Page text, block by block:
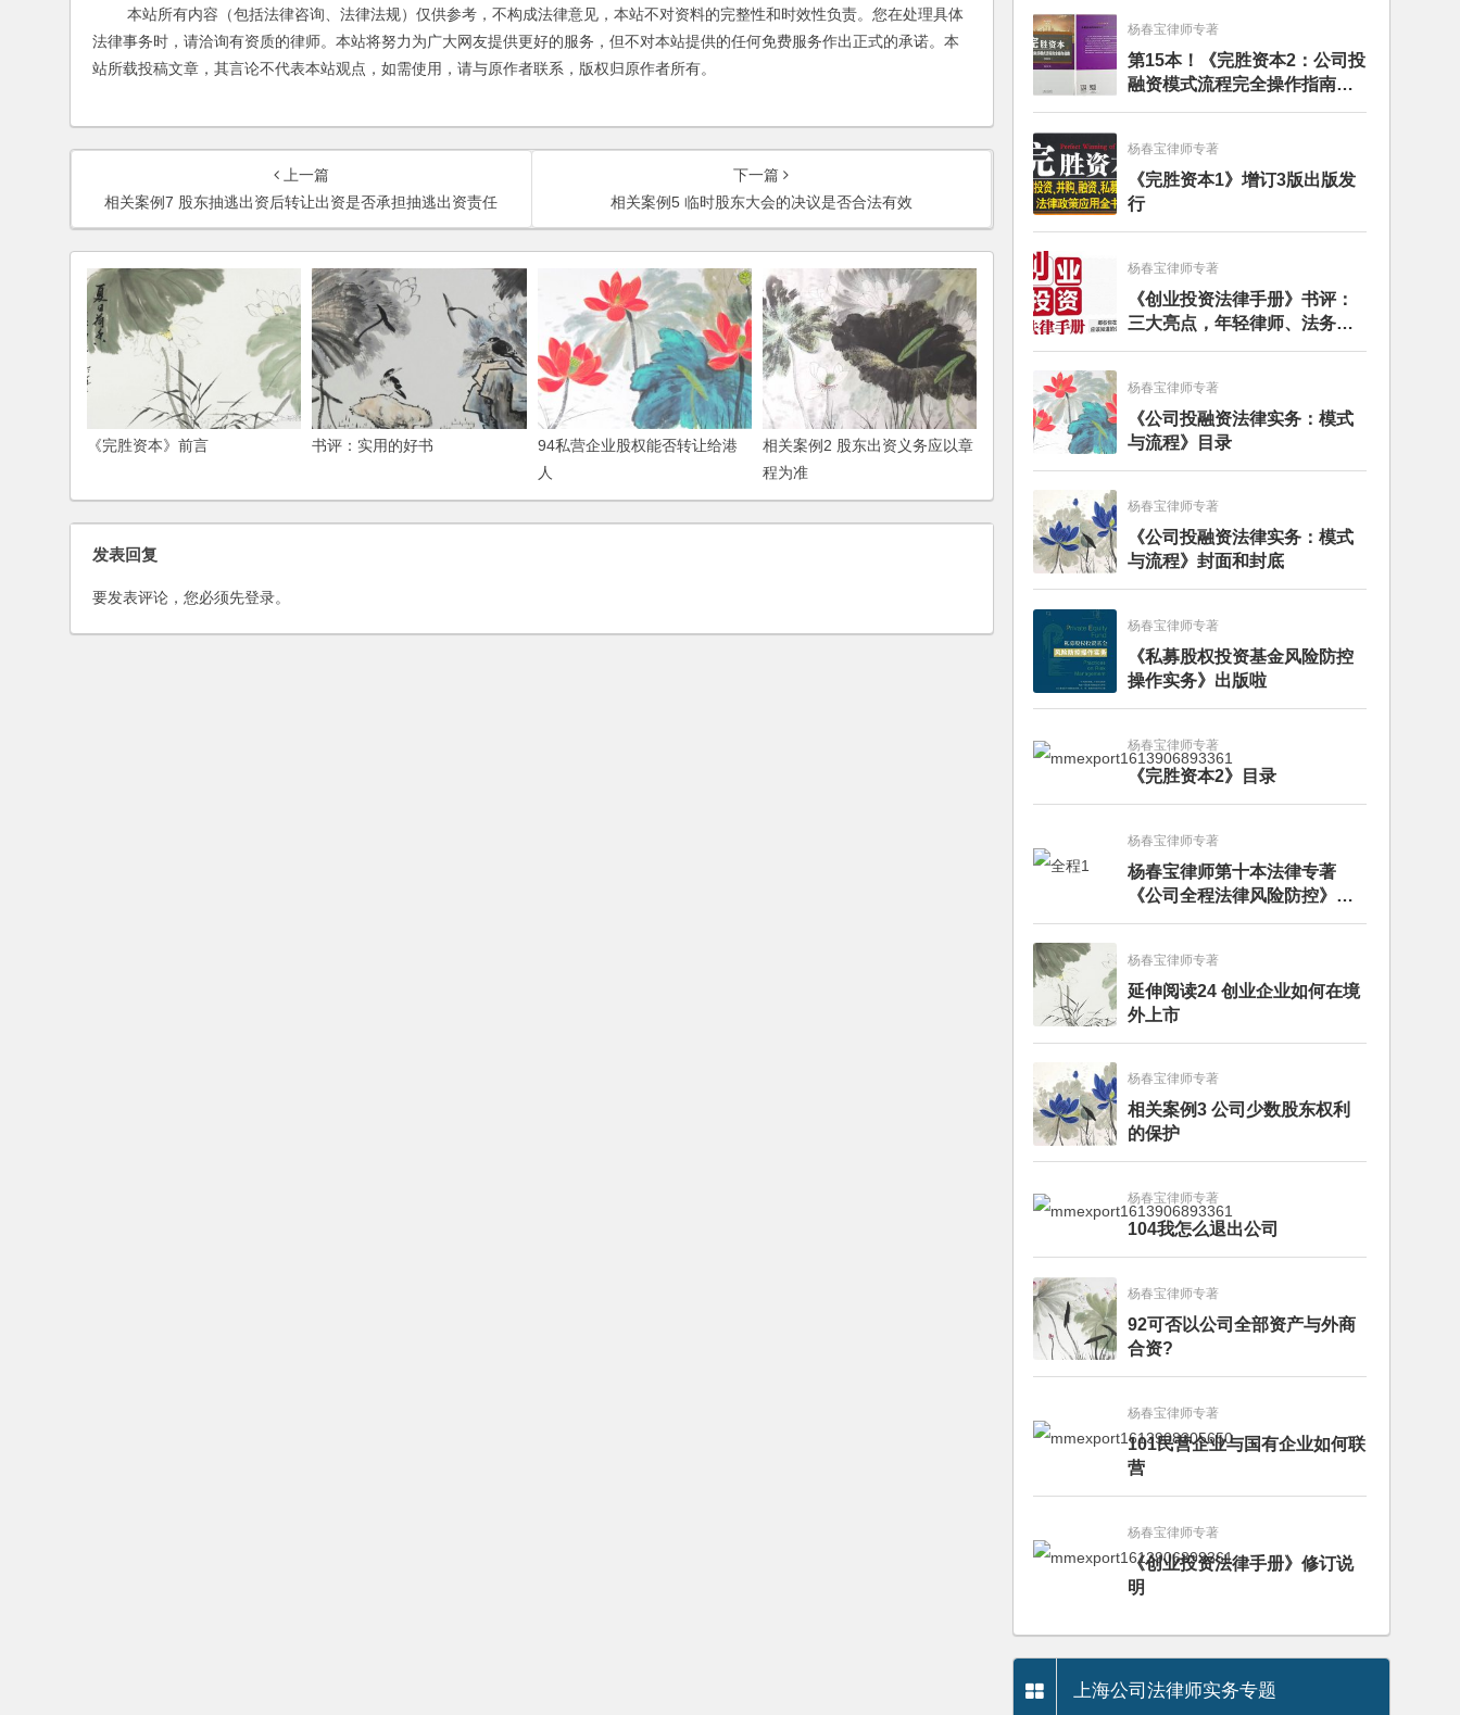
本站所有内容（包括法律咨询、法律法规）仅供参考，不构成法律意见，本站不对资料的完整性和时效性负责。您在处理具体
法律事务时，请洽询有资质的律师。本站将努力为广大网友提供更好的服务，但不对本站提供的任何免费服务作出正式的承诺。本
站所载投稿文章，其言论不代表本站观点，如需使用，请与原作者联系，版权归原作者所有。
上一篇
相关案例7 股东抽逃出资后转让出资是否承担抽逃出资责任
下一篇
相关案例5 临时股东大会的决议是否合法有效
《完胜资本》前言 书评：实用的好书
94私营企业股权能否转让给港
人
相关案例2 股东出资义务应以章
程为准
发表回复
要发表评论，您必须先登录。
杨春宝律师专著
第15本！《完胜资本2：公司投
融资模式流程完全操作指南》
（第四版）出版
杨春宝律师专著
《完胜资本1》增订3版出版发
行
杨春宝律师专著
《创业投资法律手册》书评：
三大亮点，年轻律师、法务的
入门必读书籍
杨春宝律师专著
《公司投融资法律实务：模式
与流程》目录
杨春宝律师专著
《公司投融资法律实务：模式
与流程》封面和封底
杨春宝律师专著
《私募股权投资基金风险防控
操作实务》出版啦
杨春宝律师专著
《完胜资本2》目录
杨春宝律师专著
杨春宝律师第十本法律专著
《公司全程法律风险防控》出
版
杨春宝律师专著
延伸阅读24 创业企业如何在境
外上市
杨春宝律师专著
相关案例3 公司少数股东权利
的保护
杨春宝律师专著
104我怎么退出公司
杨春宝律师专著
92可否以公司全部资产与外商
合资?
杨春宝律师专著
101民营企业与国有企业如何联
营
杨春宝律师专著
《创业投资法律手册》修订说
明
上海公司法律师实务专题